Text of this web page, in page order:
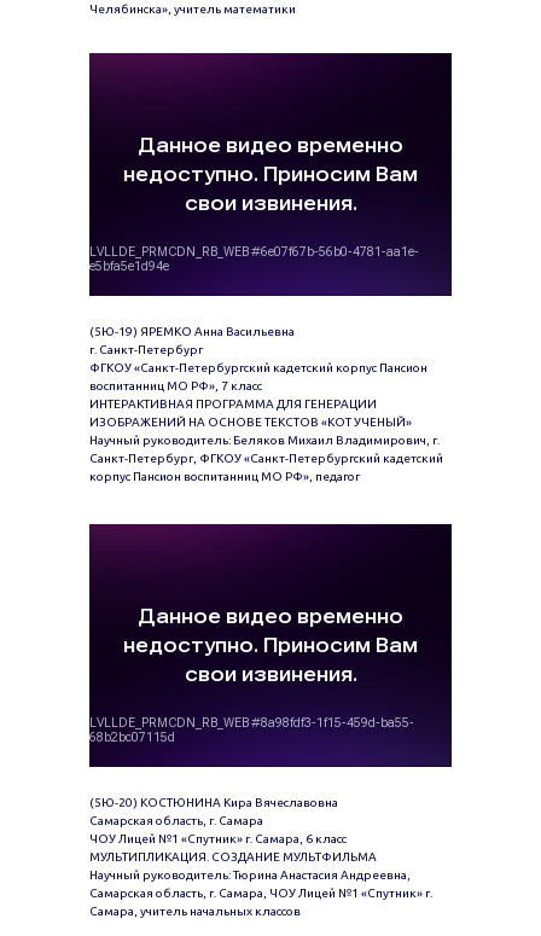
Челябинска», учитель математики
(5Ю-20) КОСТЮНИНА Кира Вячеславовна
Самарская область, г. Самара
ЧОУ Лицей №1 «Спутник» г. Самара, 6 класс
МУЛЬТИПЛИКАЦИЯ. СОЗДАНИЕ МУЛЬТФИЛЬМА
Научный руководитель: Тюрина Анастасия Андреевна,
Самарская область, г. Самара, ЧОУ Лицей №1 «Спутник» г.
Самара, учитель начальных классов
(5Ю-19) ЯРЕМКО Анна Васильевна
г. Санкт-Петербург
ФГКОУ «Санкт-Петербургский кадетский корпус Пансион
воспитанниц МО РФ», 7 класс
ИНТЕРАКТИВНАЯ ПРОГРАММА ДЛЯ ГЕНЕРАЦИИ
ИЗОБРАЖЕНИЙ НА ОСНОВЕ ТЕКСТОВ «КОТ УЧЕНЫЙ»
Научный руководитель: Беляков Михаил Владимирович, г.
Санкт-Петербург, ФГКОУ «Санкт-Петербургский кадетский
корпус Пансион воспитанниц МО РФ», педагог